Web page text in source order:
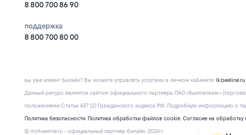
8 800 700 86 90
поддержка
8 800 700 80 00
вы уже клиент билайн? Вы можете управлять услугами в личнoм кaбинeтe: lk.beeline.ru
Данный ресурс является сайтом официального партнера ПАО «Вымпелком»
положениями Статьи 437 (2) Гражданского кодекса РФ. Подробную информацию о
Политика безопасности. Политика обработки файлов cookie. Согласие на обработку
© mirbeeline.ru - официальный партнер билайн. 2026 г.